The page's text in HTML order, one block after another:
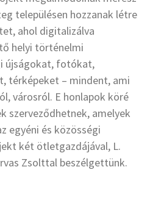
településen hozzanak létre
ahol digitalizálva
helyi történelmi
újságokat, fotókat,
térképeket – mindent, ami
városról. E honlapok köré
szerveződhetnek, amelyek
egyéni és közösségi
két ötletgazdájával, L.
Zsolttal beszélgettünk.